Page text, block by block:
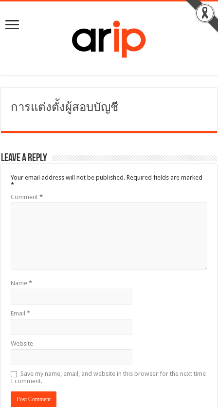
การแต่งตั้งผู้สอบบัญชี
Leave a Reply
Your email address will not be published. Required fields are marked
*
Comment*
Name*
Email*
Website
Save my name, email, and website in this browser for the next time
I comment.